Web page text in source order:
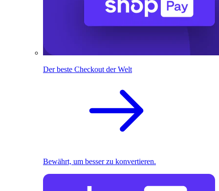
Der beste Checkout der Welt
Bewährt, um besser zu konvertieren.